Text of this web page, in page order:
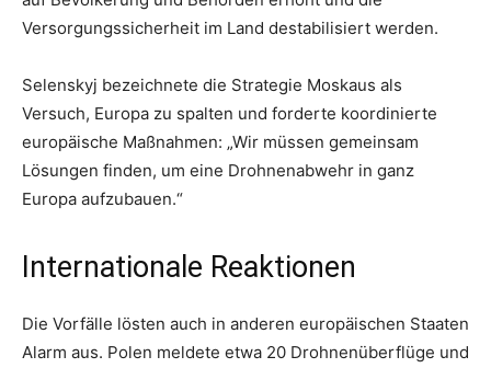
Versorgungssicherheit im Land destabilisiert werden.
Selenskyj bezeichnete die Strategie Moskaus als
Versuch, Europa zu spalten und forderte koordinierte
europäische Maßnahmen: „Wir müssen gemeinsam
Lösungen finden, um eine Drohnenabwehr in ganz
Europa aufzubauen.“
Internationale Reaktionen
Die Vorfälle lösten auch in anderen europäischen Staaten
Alarm aus. Polen meldete etwa 20 Drohnenüberflüge und